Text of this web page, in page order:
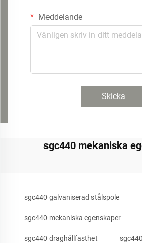
Meddelande
Skicka
sgc440 mekaniska
sgc440 galvaniserad stålspole
sgc440 mekaniska egenskaper
sgc440 draghållfasthet